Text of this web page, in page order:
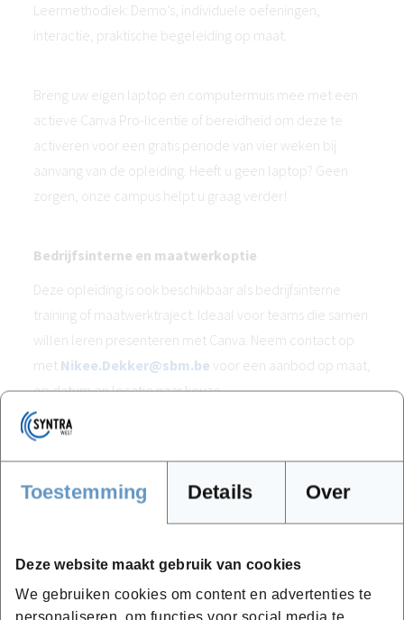
Toestemming Details Over
Deze website maakt gebruik van cookies
We gebruiken cookies om content en advertenties te
personaliseren, om functies voor social media te
Leermethodiek: Demo’s, individuele oefeningen,
interactie, praktische begeleiding op maat.
Breng uw eigen laptop en computermuis mee met een
actieve Canva Pro-licentie of bereidheid om deze te
activeren voor een gratis periode van vier weken bij
aanvang van de opleiding. Heeft u geen laptop? Geen
zorgen, onze campus helpt u graag verder!
Bedrijfsinterne en maatwerkoptie
Deze opleiding is ook beschikbaar als bedrijfsinterne
training of maatwerktraject. Ideaal voor teams die samen
willen leren presenteren met Canva. Neem contact op
met Nikee.Dekker@sbm.be voor een aanbod op maat,
op datum en locatie naar keuze.
Hoe ziet het programma van deze
In deze opleiding/workshop leert u: